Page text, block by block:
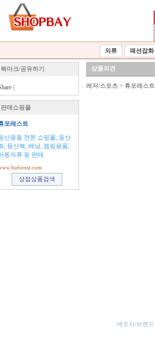
의류 패션잡화
북마크/공유하기
판매쇼핑몰
포레스트
산용품 전문 쇼핑몰, 등산
, 등산복, 배낭, 캠핑용품,
동의류 등 판매.
상품의견
레저/스포츠 > 휴포레스트
제조사/브렌드